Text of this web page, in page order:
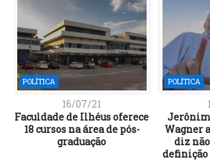
POLÍTICA
16/07/21
Faculdade de Ilhéus oferece
18 cursos na área de pós-
graduação
POLÍTICA
Wagner
diz
definição